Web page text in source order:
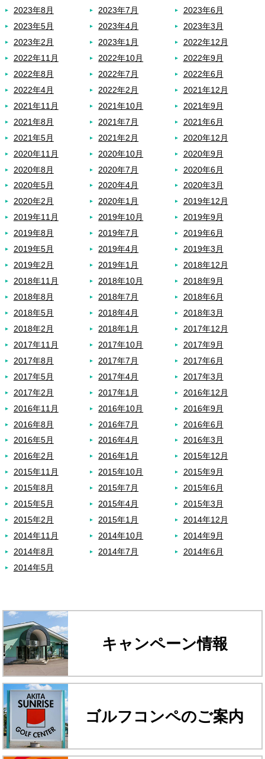
2023年8月
2023年7月
2023年6月
2023年5月
2023年4月
2023年3月
2023年2月
2023年1月
2022年12月
2022年11月
2022年10月
2022年9月
2022年8月
2022年7月
2022年6月
2022年4月
2022年2月
2021年12月
2021年11月
2021年10月
2021年9月
2021年8月
2021年7月
2021年6月
2021年5月
2021年2月
2020年12月
2020年11月
2020年10月
2020年9月
2020年8月
2020年7月
2020年6月
2020年5月
2020年4月
2020年3月
2020年2月
2020年1月
2019年12月
2019年11月
2019年10月
2019年9月
2019年8月
2019年7月
2019年6月
2019年5月
2019年4月
2019年3月
2019年2月
2019年1月
2018年12月
2018年11月
2018年10月
2018年9月
2018年8月
2018年7月
2018年6月
2018年5月
2018年4月
2018年3月
2018年2月
2018年1月
2017年12月
2017年11月
2017年10月
2017年9月
2017年8月
2017年7月
2017年6月
2017年5月
2017年4月
2017年3月
2017年2月
2017年1月
2016年12月
2016年11月
2016年10月
2016年9月
2016年8月
2016年7月
2016年6月
2016年5月
2016年4月
2016年3月
2016年2月
2016年1月
2015年12月
2015年11月
2015年10月
2015年9月
2015年8月
2015年7月
2015年6月
2015年5月
2015年4月
2015年3月
2015年2月
2015年1月
2014年12月
2014年11月
2014年10月
2014年9月
2014年8月
2014年7月
2014年6月
2014年5月
キャンペーン情報
ゴルフコンペのご案内